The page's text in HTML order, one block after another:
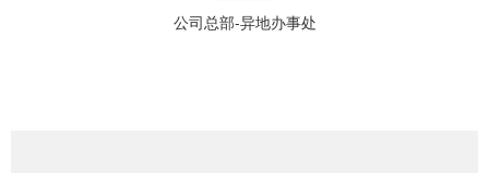
公司总部-异地办事处